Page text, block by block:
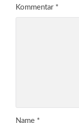
Kommentar *
Name *